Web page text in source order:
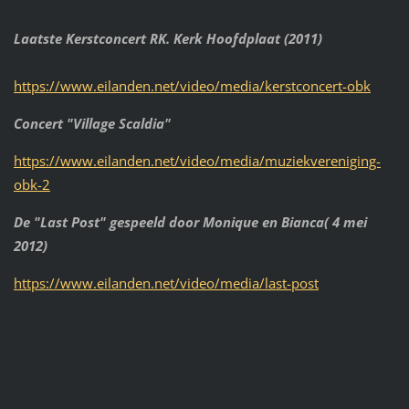
Laatste Kerstconcert RK. Kerk Hoofdplaat (2011)
https://www.eilanden.net/video/media/kerstconcert-obk
Concert "Village Scaldia"
https://www.eilanden.net/video/media/muziekvereniging-
obk-2
De "Last Post" gespeeld door Monique en Bianca( 4 mei
2012)
https://www.eilanden.net/video/media/last-post